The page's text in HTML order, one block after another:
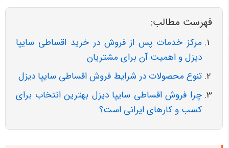
فهرست مطالب:
مرکز خدمات پس از فروش در خرید اقساطی سایپا
دیزل و اهمیت آن برای مشتریان
تنوع محصولات در شرایط فروش اقساطی سایپا دیزل
چرا فروش اقساطی سایپا دیزل بهترین انتخاب برای
کسب و کارهای ایرانی است؟